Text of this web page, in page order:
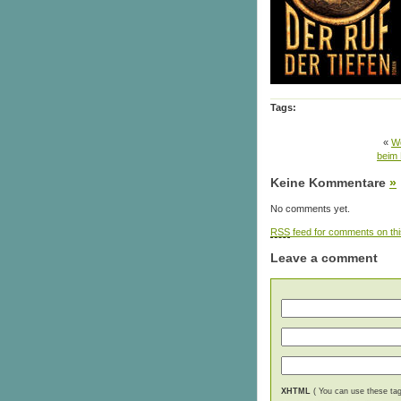
Tags:
«
beim
Keine Kommentare »
No comments yet.
RSS feed for comments on
Leave a comment
XHTML
( You can use these